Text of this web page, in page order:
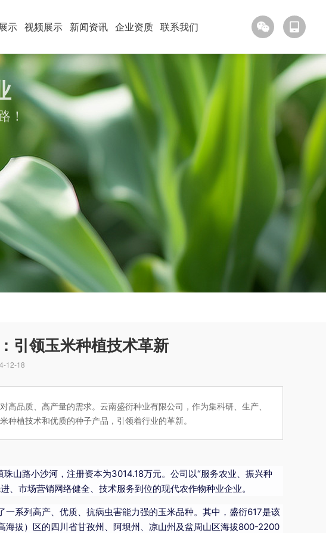
示 视频展示 新闻资讯 企业资质 联系我们
！
引领玉米种植技术革新
12-18
品质、高产量的需求。云南盛衍种业有限公司，作为集科研、生产、
植技术和优质的种子产品，引领着行业的革新。
山路小沙河，注册资本为3014.18万元。公司以“服务农业、振兴种
市场营销网络健全、技术服务到位的现代农作物种业企业。
系列高产、优质、抗病虫害能力强的玉米品种。其中，盛衍617是该
拔）区的四川省甘孜州、阿坝州、凉山州及盆周山区海拔800-2200